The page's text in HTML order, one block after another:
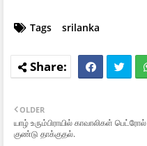
Tags srilanka
OLDER
யாழ் உரும்பிராயில் காவாலிகள் பெட்ரோல்
குண்டு தாக்குதல்.